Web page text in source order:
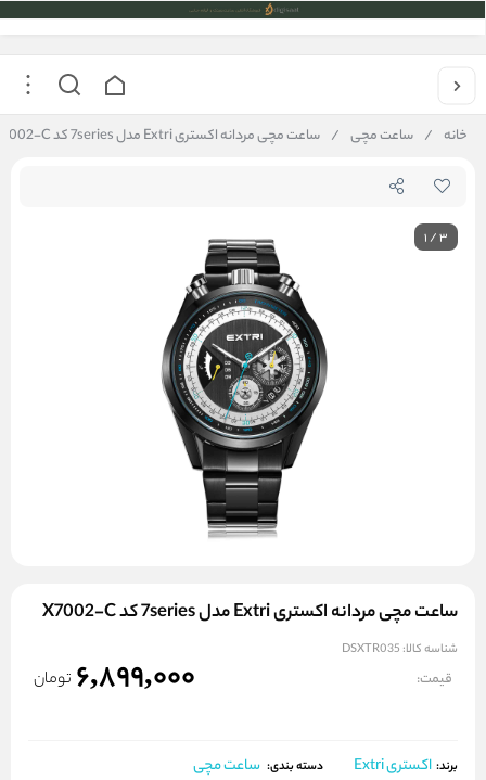
خانه / ساعت مچی / ساعت مچی مردانه اکستری Extri مدل 7series کد X7002-C
1/3
ساعت مچی مردانه اکستری Extri مدل 7series کد X7002-C
شناسه کالا: DSXTR035
قیمت: 6,899,000 تومان
برند: اکستری Extri دسته بندی: ساعت مچی